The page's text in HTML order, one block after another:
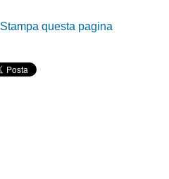
Stampa questa pagina